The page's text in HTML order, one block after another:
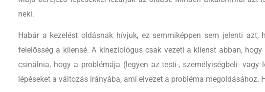
neki.
Habár a kezelést oldásnak hívjuk, ez semmiképpen sem jelenti
felelősség a kliensé. A kineziológus csak vezeti a klienst abban,
csinálnia, hogy a problémája (legyen az testi-, személyiségbeli-
lépéseket a változás irányába, ami elvezet a probléma